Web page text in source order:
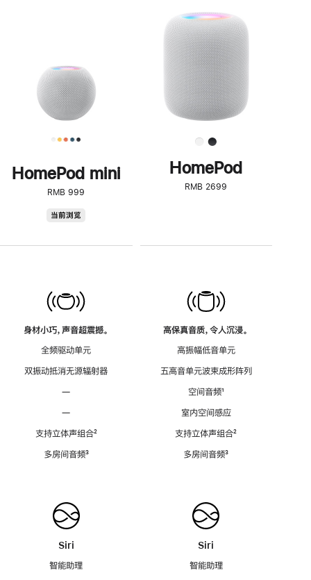
HomePod mini
RMB 999
当前浏览
身材小巧，声音超震撼。
全频驱动单元
双振动抵消无源辐射器
—
—
支持立体声组合脚
²
多房间音频脚
³
Siri
智能助理
步
了
解
HomePod<
HomePod
RMB 2699
高保真音质，令人沉浸。
高振幅低音单元
五高音单元波束成形阵列
空间音频脚
¹
室内空间感应
支持立体声组合脚
²
多房间音频脚
³
Siri
智能助理